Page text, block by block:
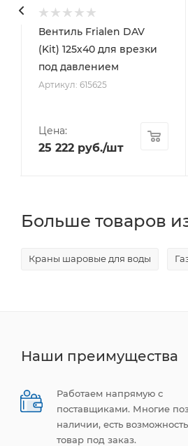
Вентиль Frialen DAV
(Kit) 125х40 для врезки
под давлением
Артикул: 615625
Цена:
25 222руб./шт
Больше товаров
Краны шаровые для воды
Наши преимущества
Работаем напрямую с
поставщиками. Многие
наличии, есть
товар под заказ.